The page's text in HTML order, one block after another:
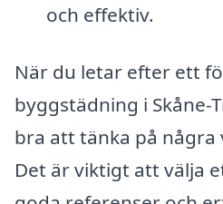
och effektiv.
När du letar efter ett
byggstädning i Skåne-
bra att tänka på några
Det är viktigt att välja